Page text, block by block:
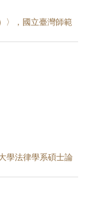
〉，國立臺灣師範
學法律學系碩士論